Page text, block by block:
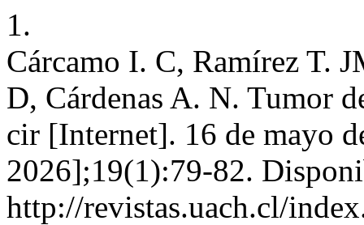
1.
Cárcamo I. C, Ramírez T.
D, Cárdenas A. N. Tumor
cir [Internet]. 16 de mayo
2026];19(1):79-82.
http://revistas.uach.cl/